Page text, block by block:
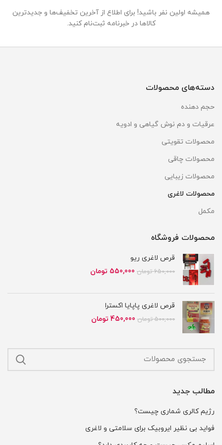
همیشه اولین نفر باشید! برای اطلاع از آخرین تخفیف‌ها و جدیدترین
کالاها در خبرنامه ثبت‌نام کنید.
دسته‌های محصولات
حجم دهنده
عرقیات و دم نوش گیاهی و ادویه
محصولات تقویتی
محصولات چاقی
محصولات زیبایی
محصولات لاغری
مکمل
محصولات فروشگاه
قرص لاغری ریو
650,000 تومان قیمت
550,000 تومان
قرص لاغری پاپایا اکسترا
500,000 تومان قیمت
بود.
450,000 تومان
است.
مطالب جدید
رژیم کالری شماری چیست؟
فواید بی نظیر ایروبیک برای سلامتی و لاغری